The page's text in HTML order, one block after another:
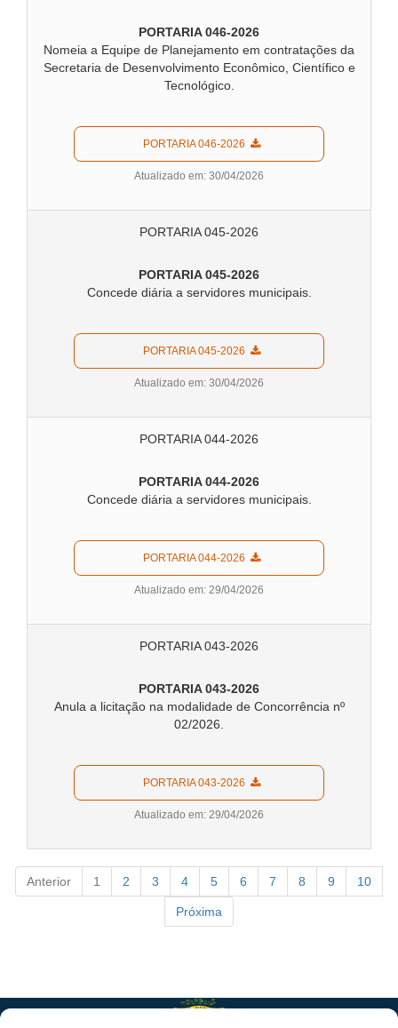
PORTARIA 046-2026
Nomeia a Equipe de Planejamento em contratações da
Secretaria de Desenvolvimento Econômico, Científico e
Tecnológico.
  PORTARIA 046-2026
Atualizado em: 30/04/2026
PORTARIA 045-2026
PORTARIA 045-2026
Concede diária a servidores municipais.
  PORTARIA 045-2026
Atualizado em: 30/04/2026
PORTARIA 044-2026
PORTARIA 044-2026
Concede diária a servidores municipais.
  PORTARIA 044-2026
Atualizado em: 29/04/2026
PORTARIA 043-2026
PORTARIA 043-2026
Anula a licitação na modalidade de Concorrência nº
02/2026.
  PORTARIA 043-2026
Atualizado em: 29/04/2026
Anterior 1 2 3 4 5 6 7 8 9 10
Próxima